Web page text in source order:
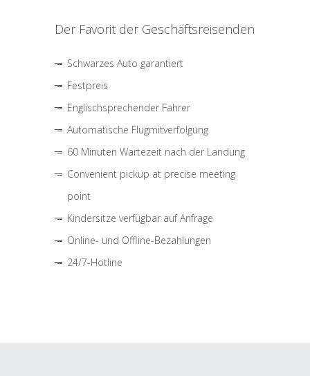
Der Favorit der Geschäftsreisenden
Schwarzes Auto garantiert
Festpreis
Englischsprechender Fahrer
Automatische Flugmitverfolgung
60 Minuten Wartezeit nach der Landung
Convenient pickup at precise meeting
point
Kindersitze verfügbar auf Anfrage
Online- und Offline-Bezahlungen
24/7-Hotline